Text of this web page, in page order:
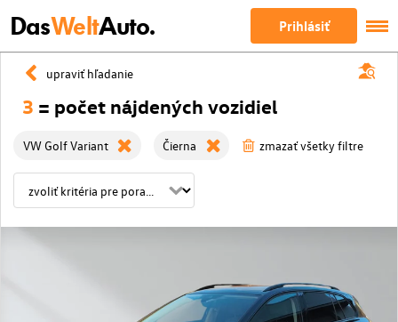
DasWeltAuto. Prihlásiť
upraviť hľadanie
3 = počet nájdených vozidiel
VW Golf Variant Čierna zmazať všetky filtre